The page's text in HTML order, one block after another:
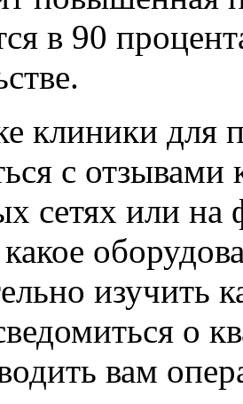
в 90
клиники для
с
сетях или на
изучить
о
вам